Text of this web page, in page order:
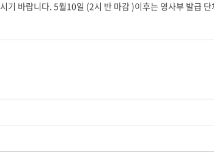
바랍니다. 5월10일 (2시 반 마감 )이후는 영사부 발급